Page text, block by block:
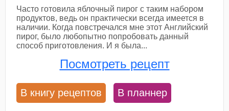
Часто готовила яблочный пирог с таким набором
продуктов, ведь он практически всегда имеется в
наличии. Когда повстречался мне этот Английский
пирог, было любопытно попробовать данный
способ приготовления. И я была...
Посмотреть рецепт
В книгу рецептов В планнер